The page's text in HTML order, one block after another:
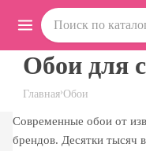
Главная›Обои
Обои для
Современные обои от
брендов. Десятки тысяч